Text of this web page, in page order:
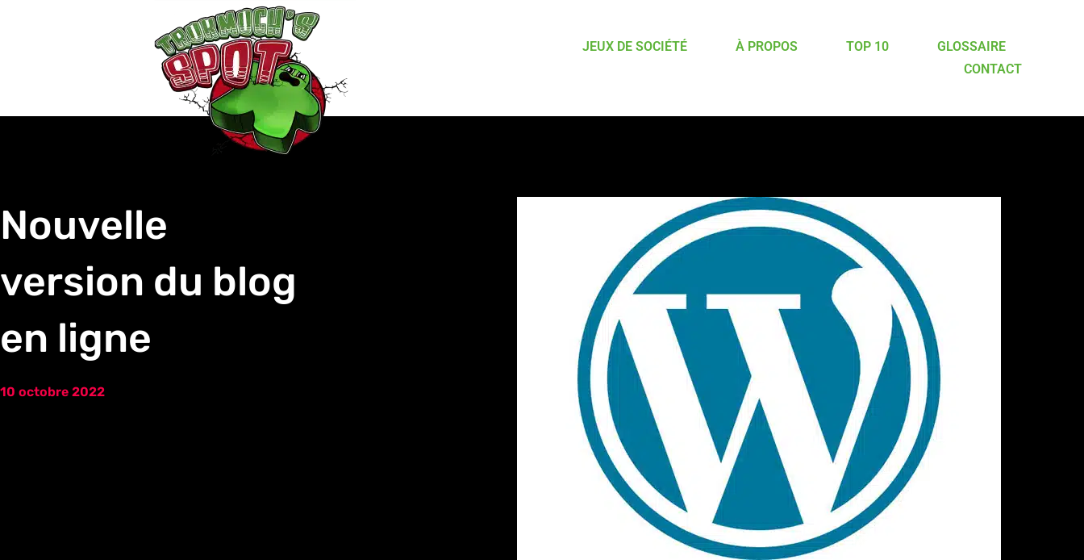
JEUX DE SOCIÉTÉ À PROPOS TOP 10
GLOSSAIRE
CONTACT
Nouvelle
version du blog
en ligne
10 octobre 2022